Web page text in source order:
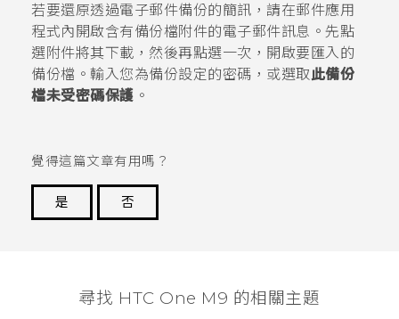
若要還原透過電子郵件備份的簡訊，請在郵件應用
程式內開啟含有備份檔附件的電子郵件訊息。先點
選附件將其下載，然後再點選一次，開啟要匯入的
備份檔。輸入您為備份設定的密碼，或選取 此備份
檔未受密碼保護 。
覺得這篇文章有用嗎？
是
否
尋找 HTC One M9 的相關主題